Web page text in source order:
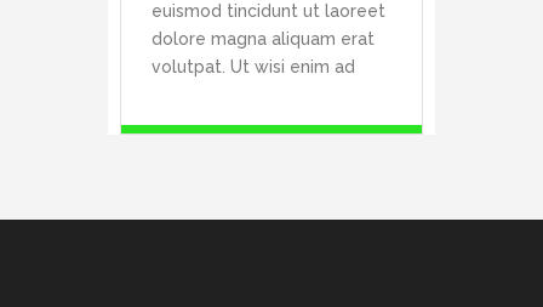
euismod tincidunt ut laoreet
dolore magna aliquam erat
volutpat. Ut wisi enim ad